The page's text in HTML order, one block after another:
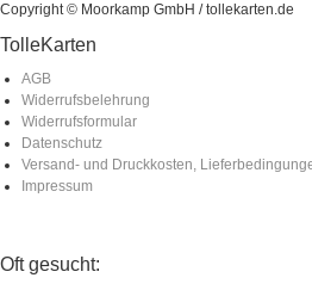
Copyright © Moorkamp GmbH / tollekarten.de
TolleKarten
AGB
Widerrufsbelehrung
Widerrufsformular
Datenschutz
Versand- und Druckkosten,
Impressum
Oft gesucht: